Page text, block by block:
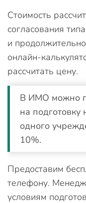
Стоимость
согласования
и
онлайн-
рассчитать цену.
В ИМО можно
на подготовку
одного
10%.
Предоставим
телефону.
условиям